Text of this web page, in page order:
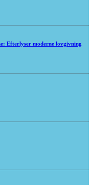
Efterlyser moderne lovgivning